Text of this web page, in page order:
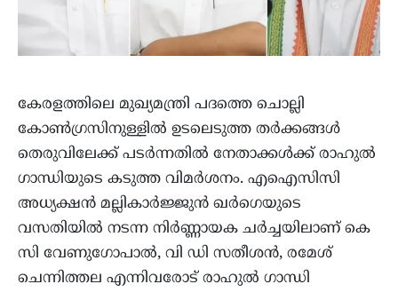
കേരളത്തിലെ മുഖ്യമന്ത്രി പദത്തെ ചൊല്ലി
കോൺഗ്രസിനുള്ളിൽ ഉടലെടുത്ത തർക്കങ്ങൾ
തെരുവിലേക്ക് പടർന്നതിൽ നേതാക്കൾക്ക് രാഹുൽ
ഗാന്ധിയുടെ കടുത്ത വിമർശനം. എഐസിസി
അധ്യക്ഷൻ മല്ലികാർജ്ജുൻ ഖർഗെയുടെ
വസതിയിൽ നടന്ന നിർണ്ണായക ചർച്ചയിലാണ് കെ
സി വേണുഗോപാൽ, വി ഡി സതീശൻ, രമേശ്
ചെന്നിത്തല എന്നിവരോട് രാഹുൽ ഗാന്ധി